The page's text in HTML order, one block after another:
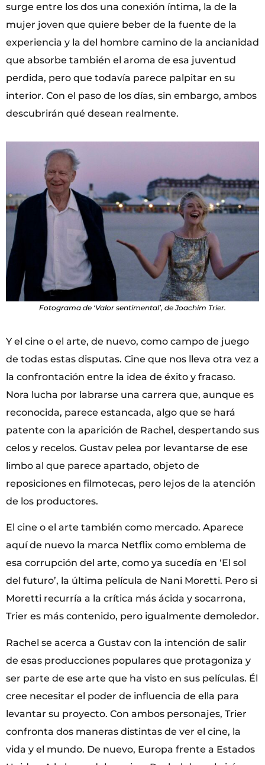
surge entre los dos una conexión íntima, la de la
mujer joven que quiere beber de la fuente de la
experiencia y la del hombre camino de la ancianidad
que absorbe también el aroma de esa juventud
perdida, pero que todavía parece palpitar en su
interior. Con el paso de los días, sin embargo, ambos
descubrirán qué desean realmente.
Fotograma de ‘Valor sentimental’, de Joachim Trier.
Y el cine o el arte, de nuevo, como campo de juego
de todas estas disputas. Cine que nos lleva otra vez a
la confrontación entre la idea de éxito y fracaso.
Nora lucha por labrarse una carrera que, aunque es
reconocida, parece estancada, algo que se hará
patente con la aparición de Rachel, despertando sus
celos y recelos. Gustav pelea por levantarse de ese
limbo al que parece apartado, objeto de
reposiciones en filmotecas, pero lejos de la atención
de los productores.
El cine o el arte también como mercado. Aparece
aquí de nuevo la marca Netflix como emblema de
esa corrupción del arte, como ya sucedía en ‘El sol
del futuro’, la última película de Nani Moretti. Pero si
Moretti recurría a la crítica más ácida y socarrona,
Trier es más contenido, pero igualmente demoledor.
Rachel se acerca a Gustav con la intención de salir
de esas producciones populares que protagoniza y
ser parte de ese arte que ha visto en sus películas. Él
cree necesitar el poder de influencia de ella para
levantar su proyecto. Con ambos personajes, Trier
confronta dos maneras distintas de ver el cine, la
vida y el mundo. De nuevo, Europa frente a Estados